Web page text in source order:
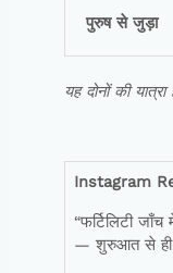
पुरुष से जुड़ा
यह दोनों की यात्रा
Instagram
“फर्टिलिटी जाँच
— शुरुआत से